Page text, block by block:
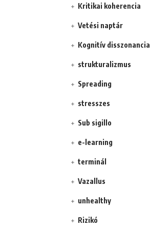
Kritikai koherencia
Vetési naptár
Kognitív disszonancia
strukturalizmus
Spreading
stresszes
Sub sigillo
e-learning
terminál
Vazallus
unhealthy
Rizikó